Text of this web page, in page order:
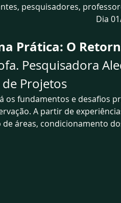
pesquisadores,
Dia
Prática: O
Pesquisadora
Projetos
os fundamentos e desafios
A partir de
de áreas, condicionamento